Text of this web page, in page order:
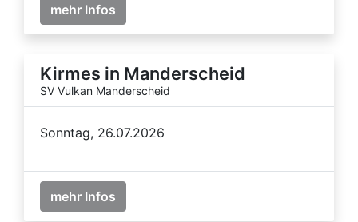
mehr Infos
Kirmes in Manderscheid
SV Vulkan Manderscheid
Sonntag, 26.07.2026
mehr Infos